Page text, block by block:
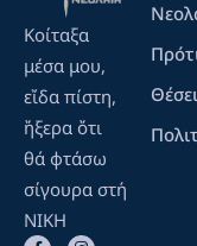
Κοίταξα
μέσα μου,
εἴδα πίστη,
ἤξερα ὄτι
θά φτάσω
σίγουρα στή
ΝΙΚΗ